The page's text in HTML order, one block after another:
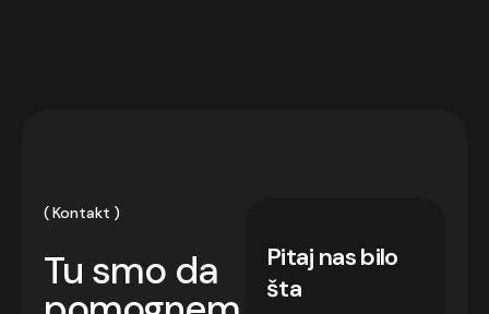
Kontakt
Tu smo da
Pitaj nas bilo
šta